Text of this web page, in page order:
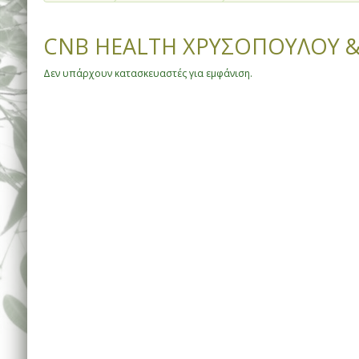
CNB HEALTH ΧΡΥΣΟΠΟΥΛΟΥ
Δεν υπάρχουν κατασκευαστές για εμφάνιση.